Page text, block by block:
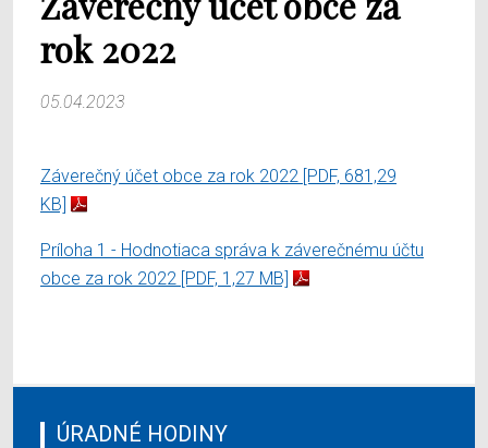
O obci
rok 2022
05.04.2023
Záverečný účet obce za rok 2022 [PDF, 681,29
KB]
Príloha 1 - Hodnotiaca správa k záverečnému účtu
obce za rok 2022 [PDF, 1,27 MB]
ÚRADNÉ HODINY